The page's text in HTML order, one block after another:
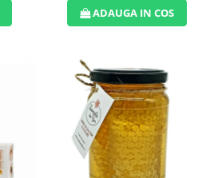
ADAUGA IN COS